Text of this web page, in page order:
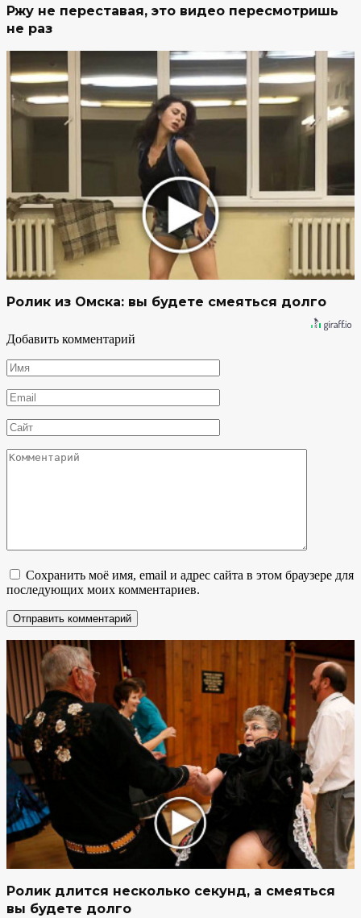
Ржу не переставая, это видео пересмотришь
не раз
Ролик из Омска: вы будете смеяться долго
Добавить комментарий
Имя
*
Email
*
Сайт
Комментарий
Сохранить моё имя, email и адрес сайта в этом браузере для
последующих моих комментариев.
Ролик длится несколько секунд, а смеяться
вы будете долго